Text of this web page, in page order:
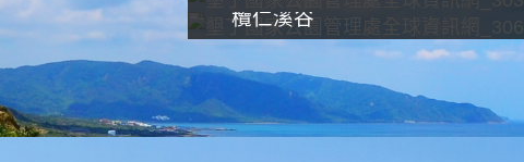
欖仁溪谷